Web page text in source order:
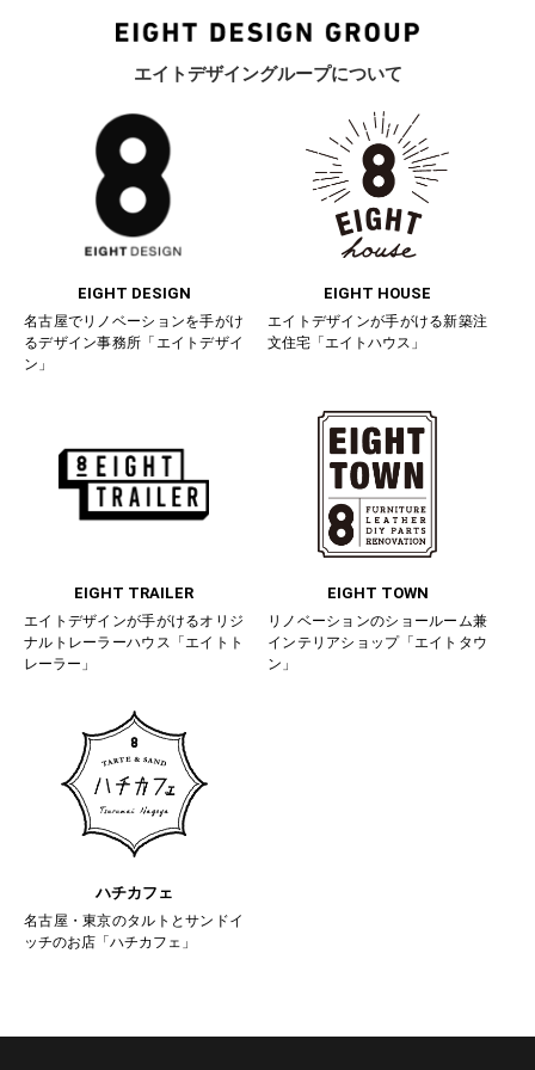
エイトデザイングループについて
EIGHT DESIGN
名古屋でリノベーションを手がけ
るデザイン事務所「エイトデザイ
ン」
EIGHT HOUSE
エイトデザインが手がける新築注
文住宅「エイトハウス」
EIGHT TRAILER
エイトデザインが手がけるオリジ
ナルトレーラーハウス「エイトト
レーラー」
EIGHT TOWN
リノベーションのショールーム兼
インテリアショップ「エイトタウ
ン」
ハチカフェ
名古屋・東京のタルトとサンドイ
ッチのお店「ハチカフェ」